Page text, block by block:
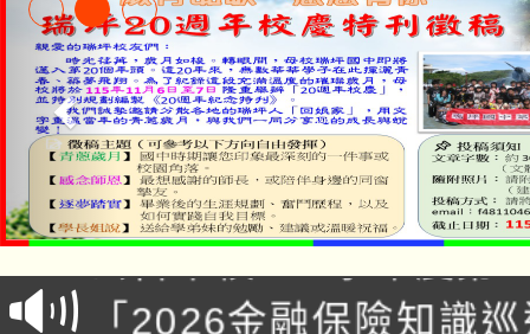
淨零綠領人才培育課程
公告本校115學年度第
代理(課)教師甄選結果
「2026金融保險知識